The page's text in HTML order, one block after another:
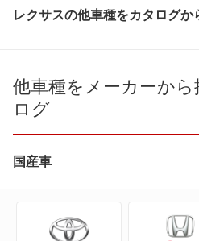
LBX
LX600
NX200t
レクサスの他車種をカタログか
ES300h
ES350e
ES350h
他車種をメーカーから
ログ
国産車